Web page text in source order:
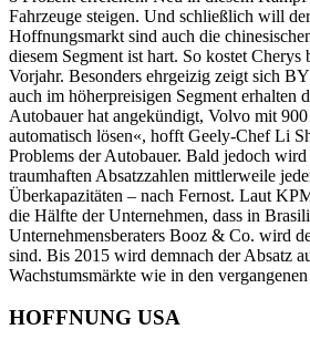
Fahrzeuge steigen. Und schließlich will
Hoffnungsmarkt sind auch die
diesem Segment ist hart. So kostet
Vorjahr. Besonders ehrgeizig zeigt sich
auch im höherpreisigen Segment
Autobauer hat angekündigt, Volvo mit
automatisch lösen«, hofft Geely-Chef Li
Problems der Autobauer. Bald jedoch
traumhaften Absatzzahlen mittlerweile
Überkapazitäten – nach Fernost. Laut
die Hälfte der Unternehmen, dass in
Unternehmensberaters Booz & Co. wird
sind. Bis 2015 wird demnach der Absatz
Wachstumsmärkte wie in den
HOFFNUNG USA